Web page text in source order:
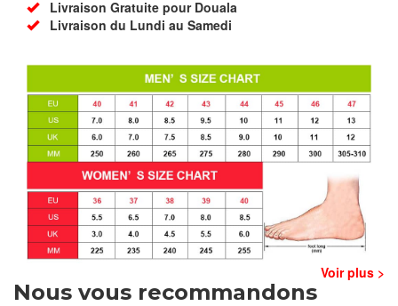
Livraison Gratuite pour Douala
Livraison du Lundi au Samedi
Voir plus >
Nous vous recommandons